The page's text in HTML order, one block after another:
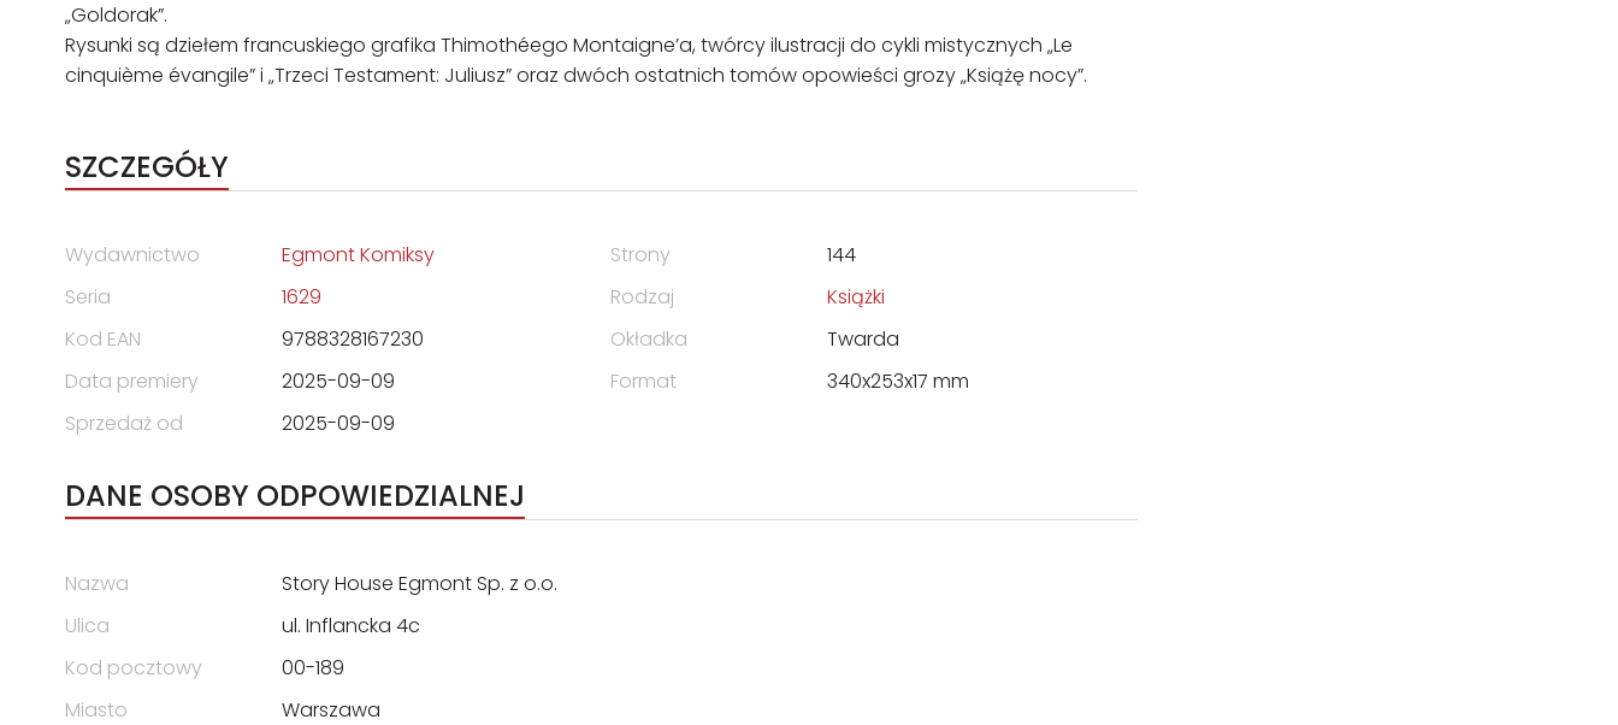
„Goldorak”.
Rysunki są dziełem francuskiego grafika Thimothéego Montaigne’a, twórcy ilustracji do cykli mistycznych „Le
cinquième évangile” i „Trzeci Testament: Juliusz” oraz dwóch ostatnich tomów opowieści grozy „Książę nocy”.
SZCZEGÓŁY
Wydawnictwo
Egmont Komiksy
Seria
1629
Kod EAN
9788328167230
Data premiery
2025-09-09
Sprzedaż od
2025-09-09
Strony
144
Rodzaj
Książki
Okładka
Twarda
Format
340x253x17 mm
DANE OSOBY ODPOWIEDZIALNEJ
Nazwa
Story House Egmont Sp. z o.o.
Ulica
ul. Inflancka 4c
Kod pocztowy
00-189
Miasto
Warszawa